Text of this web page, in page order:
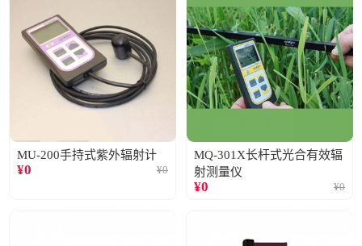
MU-200手持式紫外辐射计
¥0 ¥0
MQ-301X长杆式光合有效辐
射测量仪
¥0 ¥0